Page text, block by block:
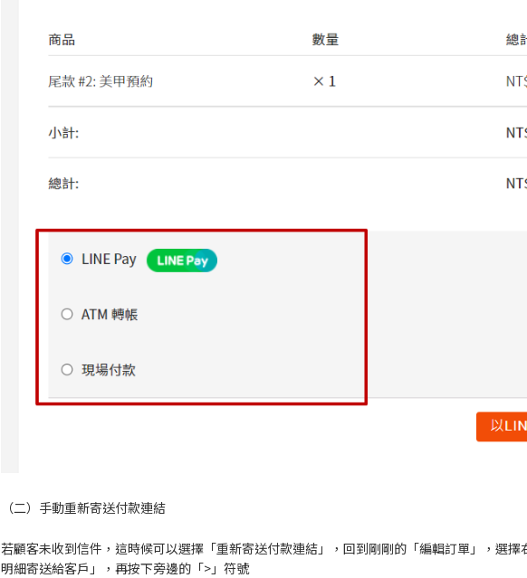
（二）手動重新寄送付款連結
若顧客未收到信件，這時候可以選擇「重新寄送付款連結」，回到剛剛的「編輯訂單」，選
明細寄送給客戶」，再按下旁邊的「>」符號